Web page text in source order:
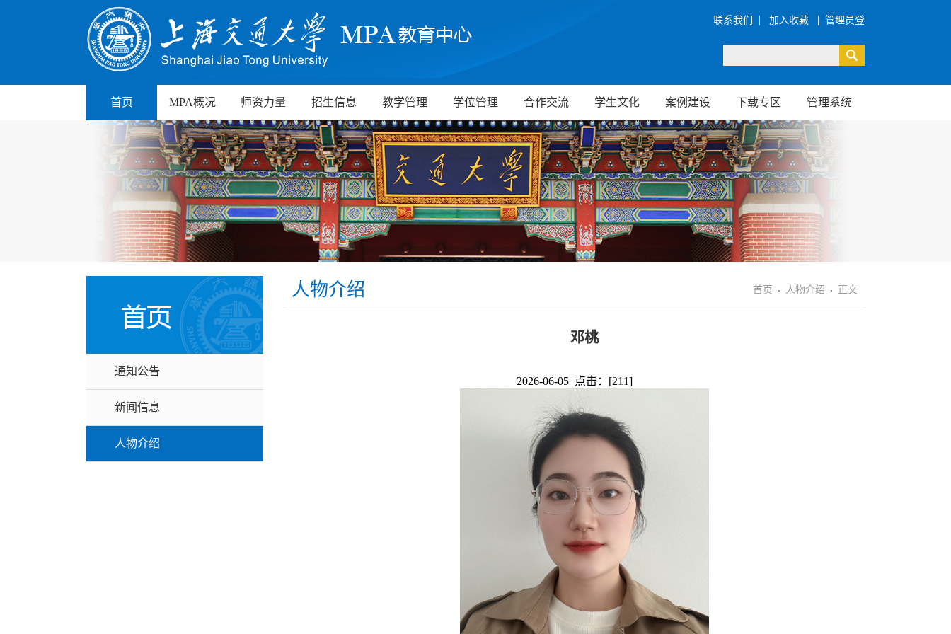
联系我们 | 加入收藏 | 管理员登
首页 MPA概况 师资力量 招生信息 教学管理 学位管理 合作交流 学生文化 案例建设 下载专区 管理系统
通知公告
新闻信息
人物介绍
人物介绍 首页 人物介绍 正文
邓桃
2026-06-05 点击：[211]